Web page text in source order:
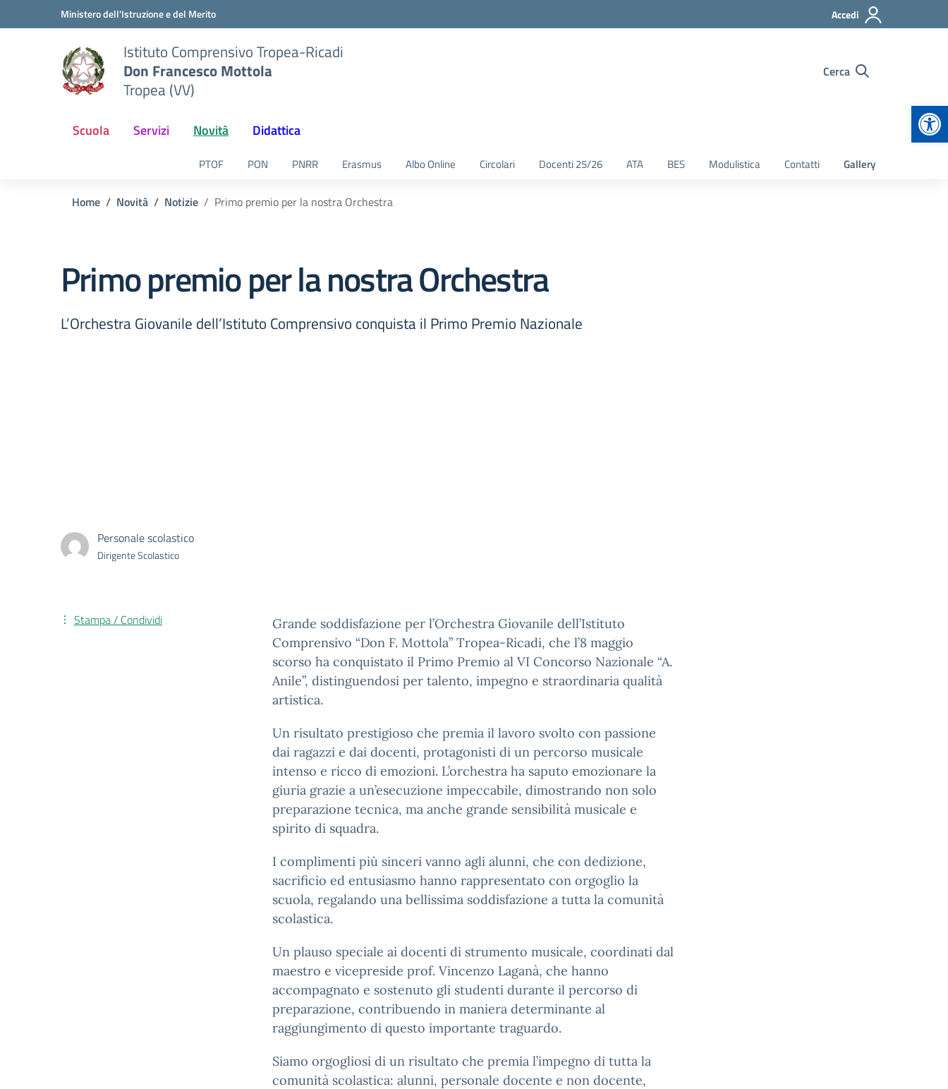
Vai ai contenuti
Vai al menu di navigazioneMinistero dell'Istruzione e del Merito Accedi
Istituto Comprensivo Tropea-Ricadi
Don Francesco Mottola
Tropea (VV)
Cerca
Scuola Servizi Novità Didattica
PTOF PON PNRR Erasmus Albo Online Circolari Docenti 25/26 ATA BES Modulistica Contatti Gallery
Home Novità Notizie Primo premio per la nostra Orchestra
Primo premio per la nostra Orchestra
L’Orchestra Giovanile dell’Istituto Comprensivo conquista il Primo Premio Nazionale
Personale scolastico
Dirigente Scolastico
Grande soddisfazione per l’Orchestra Giovanile dell’Istituto
Comprensivo “Don F. Mottola” Tropea-Ricadi, che l’8 maggio
scorso ha conquistato il Primo Premio al VI Concorso Nazionale “A.
Anile”, distinguendosi per talento, impegno e straordinaria qualità
artistica.
Un risultato prestigioso che premia il lavoro svolto con passione
dai ragazzi e dai docenti, protagonisti di un percorso musicale
intenso e ricco di emozioni. L’orchestra ha saputo emozionare la
giuria grazie a un’esecuzione impeccabile, dimostrando non solo
preparazione tecnica, ma anche grande sensibilità musicale e
spirito di squadra.
I complimenti più sinceri vanno agli alunni, che con dedizione,
sacrificio ed entusiasmo hanno rappresentato con orgoglio la
scuola, regalando una bellissima soddisfazione a tutta la comunità
scolastica.
Un plauso speciale ai docenti di strumento musicale, coordinati dal
maestro e vicepreside prof. Vincenzo Laganà, che hanno
accompagnato e sostenuto gli studenti durante il percorso di
preparazione, contribuendo in maniera determinante al
raggiungimento di questo importante traguardo.
Siamo orgogliosi di un risultato che premia l’impegno di tutta la
comunità scolastica: alunni, personale docente e non docente,
Stampa / Condividi